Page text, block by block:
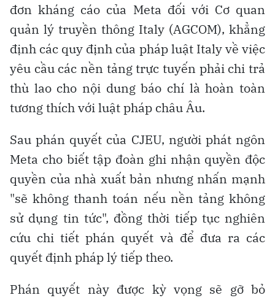
đơn kháng cáo của Meta đối với Cơ quan
quản lý truyền thông Italy (AGCOM), khẳng
định các quy định của pháp luật Italy về việc
yêu cầu các nền tảng trực tuyến phải chi trả
thù lao cho nội dung báo chí là hoàn toàn
tương thích với luật pháp châu Âu.
Sau phán quyết của CJEU, người phát ngôn
Meta cho biết tập đoàn ghi nhận quyền độc
quyền của nhà xuất bản nhưng nhấn mạnh
"sẽ không thanh toán nếu nền tảng không
sử dụng tin tức", đồng thời tiếp tục nghiên
cứu chi tiết phán quyết và để đưa ra các
quyết định pháp lý tiếp theo.
Phán quyết này được kỳ vọng sẽ gỡ bỏ